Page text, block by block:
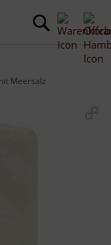
Meersalz